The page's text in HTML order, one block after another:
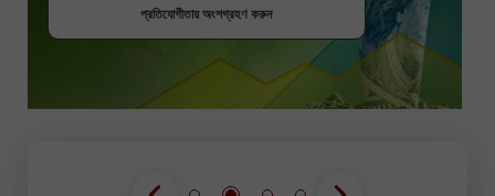
প্রতিযোগীতায় অংশগ্রহণ করুন
প্রতিযোগীতায় অংশগ্রহণ করুন